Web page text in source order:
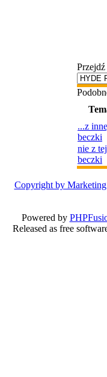
...z
beczki
nie z tej
beczki
Copyright by
Powered by
Released as free